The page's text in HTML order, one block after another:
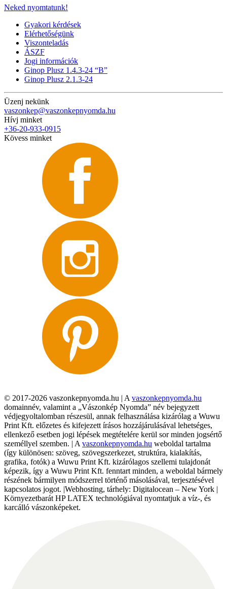
Neked nyomtatunk!
Gyakori kérdések
Elérhetőségünk
Viszonteladás
ÁSZF
Jogi információk
Ginop Plusz 1.4.3-24 “B”
Ginop Plusz 2.1.3-24
Üzenj nekünk
vaszonkep@vaszonkepnyomda.hu
Hívj minket
+36-20-933-0915
Kövess minket
© 2017-2026 vaszonkepnyomda.hu | A vaszonkepnyomda.hu
domainnév, valamint a „Vászonkép Nyomda” név bejegyzett
védjegyoltalomban részesül, annak felhasználása kizárólag a Wuwu
Print Kft. előzetes és kifejezett írásos hozzájárulásával lehetséges,
ellenkező esetben jogi lépések megtételére kerül sor minden jogsértő
személlyel szemben. | A vaszonkepnyomda.hu weboldal tartalma
(így különösen: szöveg, szövegszerkezet, struktúra, kialakítás,
grafika, fotók) a Wuwu Print Kft. kizárólagos szellemi tulajdonát
képezik, így a Wuwu Print Kft. fenntart minden, a weboldal bármely
részének bármilyen módszerrel történő másolásával, terjesztésével
kapcsolatos jogot. |Webhosting, tárhely: Digitalocean – New York |
Környezetbarát HP LATEX technológiával nyomtatjuk a víz-, és
karcálló vászonképeket.